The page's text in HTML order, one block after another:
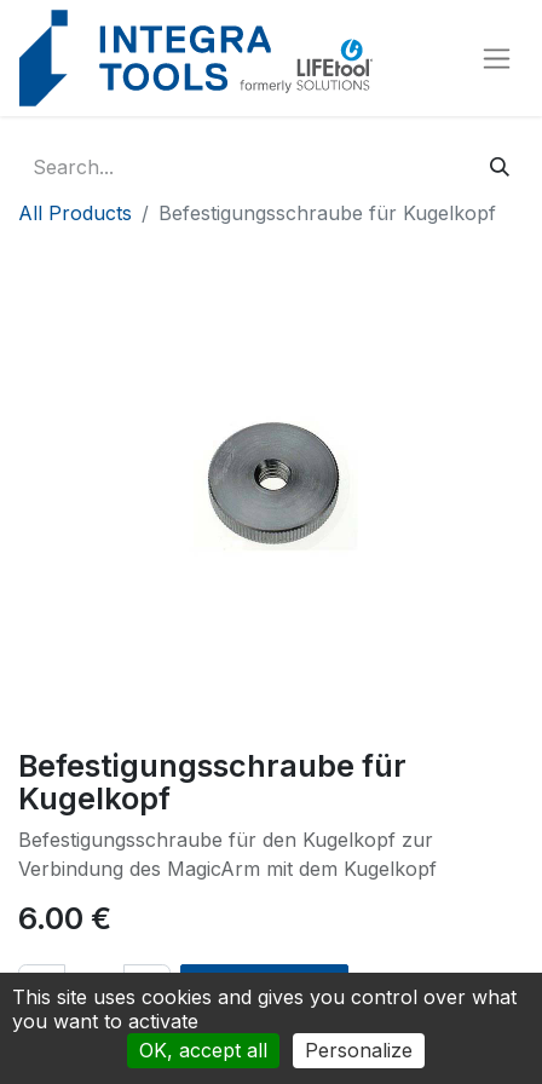
All Products Befestigungsschraube für Kugelkopf
Befestigungsschraube für
Kugelkopf
Befestigungsschraube für den Kugelkopf zur
Verbindung des MagicArm mit dem Kugelkopf
6.00 €
Add to cart
Add to Quotation
Cookies management panel
This site uses cookies and gives you control over what
you want to activate
OK, accept all
Personalize